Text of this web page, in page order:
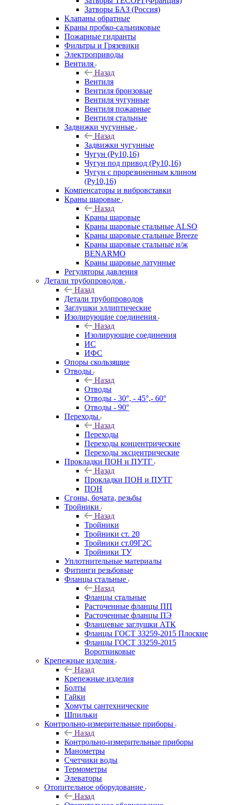
Затворы БАЗ (Россия)
Клапаны обратные
Краны пробко-сальниковые
Пожарные гидранты
Фильтры и Грязевики
Электроприводы
Вентиля
Назад
Вентиля
Вентиля бронзовые
Вентиля чугунные
Вентиля пожарные
Вентиля стальные
Задвижки чугунные
Назад
Задвижки чугунные
Чугун (Ру10,16)
Чугун под привод (Ру10,16)
Чугун с прорезиненным клином
(Ру10,16)
Компенсаторы и вибровставки
Краны шаровые
Назад
Краны шаровые
Краны шаровые стальные ALSO
Краны шаровые стальные Breeze
Краны шаровые стальные н/ж
BENARMO
Краны шаровые латунные
Регуляторы давления
Детали трубопроводов
Назад
Детали трубопроводов
Заглушки эллиптические
Изолирующие соединения
Назад
Изолирующие соединения
ИС
ИФС
Опоры скользящие
Отводы
Назад
Отводы
Отводы - 30°, - 45°,- 60°
Отводы - 90°
Переходы
Назад
Переходы
Переходы концентрические
Переходы эксцентрические
Прокладки ПОН и ПУТГ
Назад
Прокладки ПОН и ПУТГ
ПОН
Сгоны, бочата, резьбы
Тройники
Назад
Тройники
Тройники ст. 20
Тройники ст.09Г2С
Тройники ТУ
Уплотнительные материалы
Фитинги резьбовые
Фланцы стальные
Назад
Фланцы стальные
Расточенные фланцы ПП
Расточенные фланцы ПЭ
Фланцевые заглушки АТК
Фланцы ГОСТ 33259-2015 Плоские
Фланцы ГОСТ 33259-2015
Воротниковые
Крепежные изделия
Назад
Крепежные изделия
Болты
Гайки
Хомуты сантехнические
Шпильки
Контрольно-измерительные приборы
Назад
Контрольно-измерительные приборы
Манометры
Счетчики воды
Термометры
Элеваторы
Отопительное оборудование
Назад